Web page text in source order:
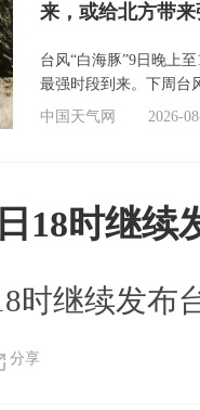
来，或给北方带
台风“白海豚”9日晚上
最强时段到来。下周台
中国天气网
2026-
18时继续
时继续发布
分享